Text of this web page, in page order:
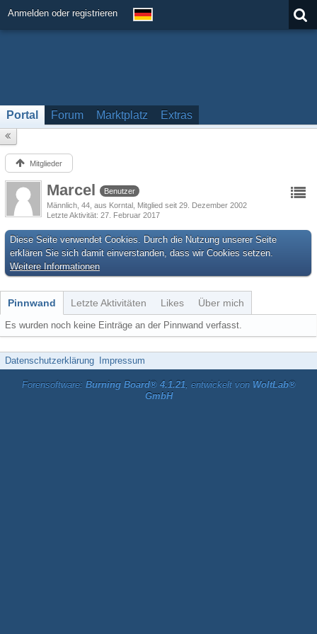
Anmelden oder registrieren
Portal Forum Marktplatz Extras
Mitglieder
Marcel
Benutzer
Männlich 44 aus Korntal Mitglied seit 29. Dezember 2002
Letzte Aktivität 27. Februar 2017
Diese Seite verwendet Cookies. Durch die Nutzung unserer Seite
erklären Sie sich damit einverstanden, dass wir Cookies setzen.
Weitere Informationen
Pinnwand Letzte Aktivitäten Likes Über mich
Es wurden noch keine Einträge an der Pinnwand verfasst.
Datenschutzerklärung Impressum
Forensoftware: Burning Board® 4.1.21, entwickelt von WoltLab®
GmbH